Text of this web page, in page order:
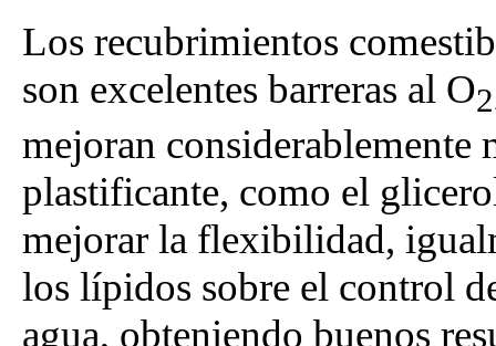
Los recubrimientos
son excelentes barreras al O2
mejoran considerablemente
plastificante, como el
mejorar la flexibilidad,
los lípidos sobre el control
agua, obteniendo buenos